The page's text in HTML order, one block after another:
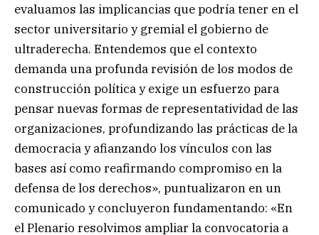
evaluamos las implicancias que podría tener en el
sector universitario y gremial el gobierno de
ultraderecha. Entendemos que el contexto
demanda una profunda revisión de los modos de
construcción política y exige un esfuerzo para
pensar nuevas formas de representatividad de las
organizaciones, profundizando las prácticas de la
democracia y afianzando los vínculos con las
bases así como reafirmando compromiso en la
defensa de los derechos», puntualizaron en un
comunicado y concluyeron fundamentando: «En
el Plenario resolvimos ampliar la convocatoria a